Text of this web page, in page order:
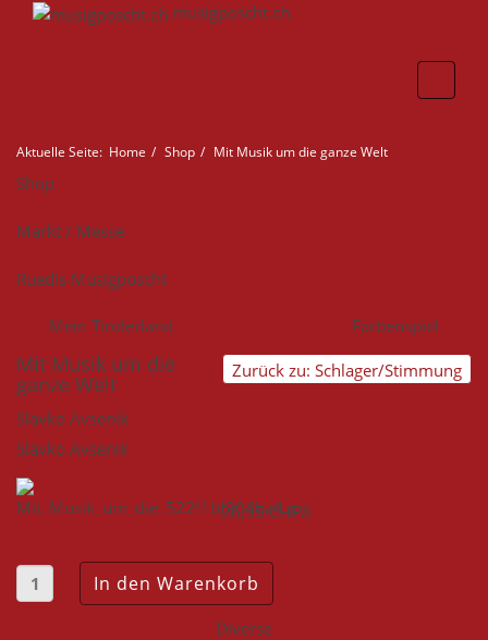
musigposcht.ch
Aktuelle Seite: Home Shop Mit Musik um die ganze Welt
Shop
Markt / Messe
Ruedis Musigposcht
Mein Tirolerland Farbenspiel
Zurück zu: Schlager/Stimmung
Mit Musik um die
ganze Welt
Slavko Avsenik
Slavko Avsenik
26,95 CHF
Diverse